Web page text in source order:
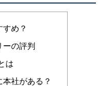
すめ？
ーの評判
は
本社がある？